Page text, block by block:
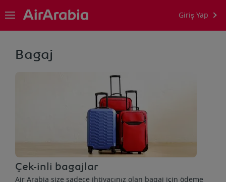
Giriş Yap
Bagaj
Çek-inli bagajlar
Air Arabia size sadece ihtiyacınız olan bagaj için ödeme